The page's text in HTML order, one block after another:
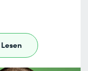
Lesen